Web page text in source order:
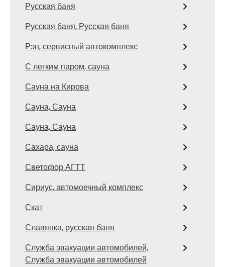
Русская баня
Русская баня, Русская баня
Рэн, сервисный автокомплекс
С легким паром, сауна
Сауна на Кирова
Сауна, Сауна
Сауна, Сауна
Сахара, сауна
Светофор АГТТ
Сириус, автомоечный комплекс
Скат
Славянка, русская баня
Служба эвакуации автомобилей,
Служба эвакуации автомобилей